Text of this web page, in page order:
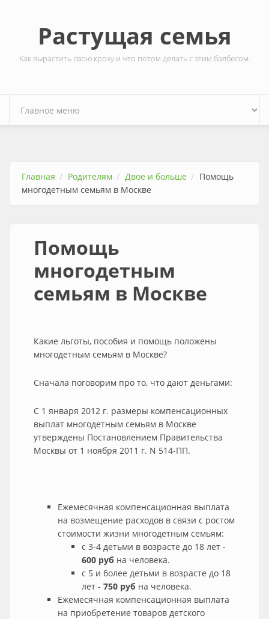
Растущая семья
Как вырастить свою кроху и что потом делать с этим балбесом.
Главная Родителям Двое и больше
Помощь
многодетным семьям в Москве
Помощь
многодетным
семьям в Москве
Какие льготы, пособия и помощь положены
многодетным семьям в Москве?
Сначала поговорим про то, что дают деньгами:
С 1 января 2012 г. размеры компенсационных
выплат многодетным семьям в Москве
утверждены Постановлением Правительства
Москвы от 1 ноября 2011 г. N 514-ПП.
Ежемесячная компенсационная выплата
на возмещение расходов в связи с ростом
стоимости жизни многодетным семьям:
с 3-4 детьми в возрасте до 18 лет -
600 руб на человека.
с 5 и более детьми в возрасте до 18
лет - 750 руб на человека.
Ежемесячная компенсационная выплата
на приобретение товаров детского